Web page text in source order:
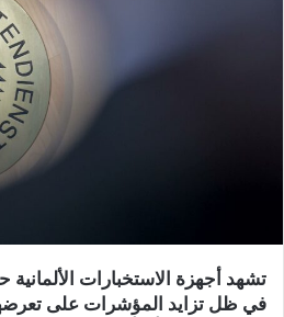
تشهد أجهزة الاستخبارات الألمانية
في ظل تزايد المؤشرات على